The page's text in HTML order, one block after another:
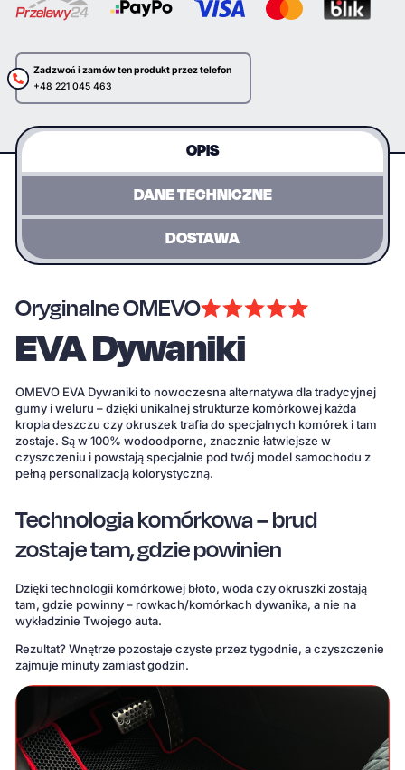
Zadzwoń i zamów ten produkt przez telefon
+48 221 045 463
OPIS
DANE TECHNICZNE
DOSTAWA
Oryginalne OMEVO
EVA Dywaniki
OMEVO EVA Dywaniki to nowoczesna alternatywa dla tradycyjnej
gumy i weluru – dzięki unikalnej strukturze komórkowej każda
kropla deszczu czy okruszek trafia do specjalnych komórek i tam
zostaje. Są w 100% wodoodporne, znacznie łatwiejsze w
czyszczeniu i powstają specjalnie pod twój model samochodu z
pełną personalizacją kolorystyczną.
Technologia komórkowa – brud
zostaje tam, gdzie powinien
Dzięki technologii komórkowej błoto, woda czy okruszki zostają
tam, gdzie powinny – rowkach/komórkach dywanika, a nie na
wykładzinie Twojego auta.
Rezultat? Wnętrze pozostaje czyste przez tygodnie, a czyszczenie
zajmuje minuty zamiast godzin.